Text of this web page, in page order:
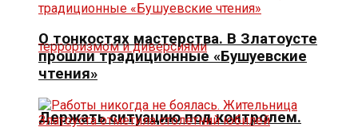
Держать ситуацию под контролем.
О тонкостях мастерства. В Златоусте
прошли традиционные «Бушуевские
чтения»